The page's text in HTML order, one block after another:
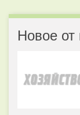
Новое от